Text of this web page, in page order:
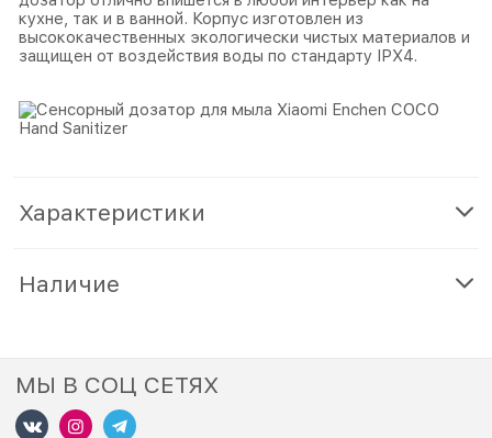
кухне, так и в ванной. Корпус изготовлен из
высококачественных экологически чистых материалов и
защищен от воздействия воды по стандарту IPX4.
Характеристики
Наличие
МЫ В СОЦ СЕТЯХ